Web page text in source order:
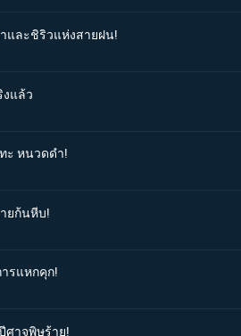
และชิริวแห่งสายฝน!
งแล้ว
ะ หนวดดำ!
ยก้นหีบ!
รแหกคุก!
ศาจพิษร้าย!